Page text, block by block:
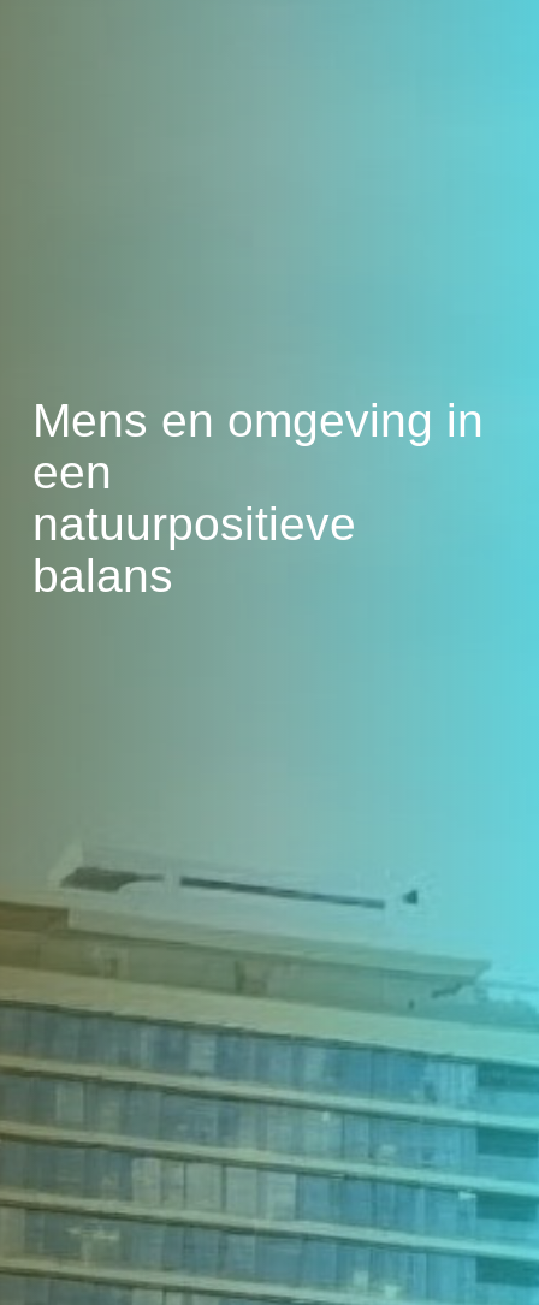
Mens en omgeving in
een
natuurpositieve
balans